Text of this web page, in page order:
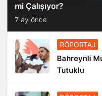
mi Çalışıyor?
7 ay önce
RÖPORTAJ
Bahreynli
Tutuklu
RÖPORTAJ